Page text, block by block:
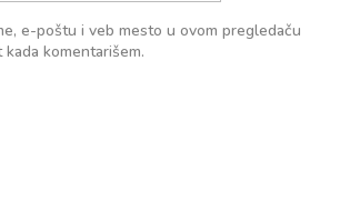
e-poštu i veb mesto u ovom pregledaču
komentarišem.